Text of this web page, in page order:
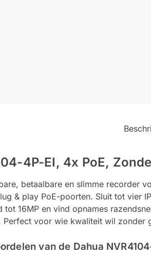
4P-EI, 4x PoE,
betaalbare en slimme recorder
& play PoE-poorten. Sluit tot vier
tot 16MP en vind opnames
Perfect voor wie kwaliteit wil zonder
van de Dahua